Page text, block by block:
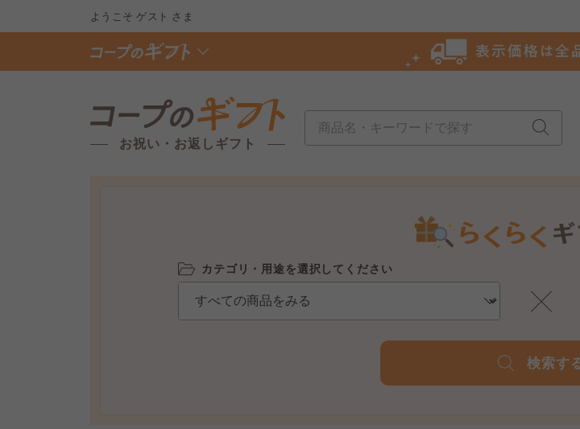
ようこそゲスト さま
お祝い・お返しギフト
カテゴリ・用途を選択してください
検索す